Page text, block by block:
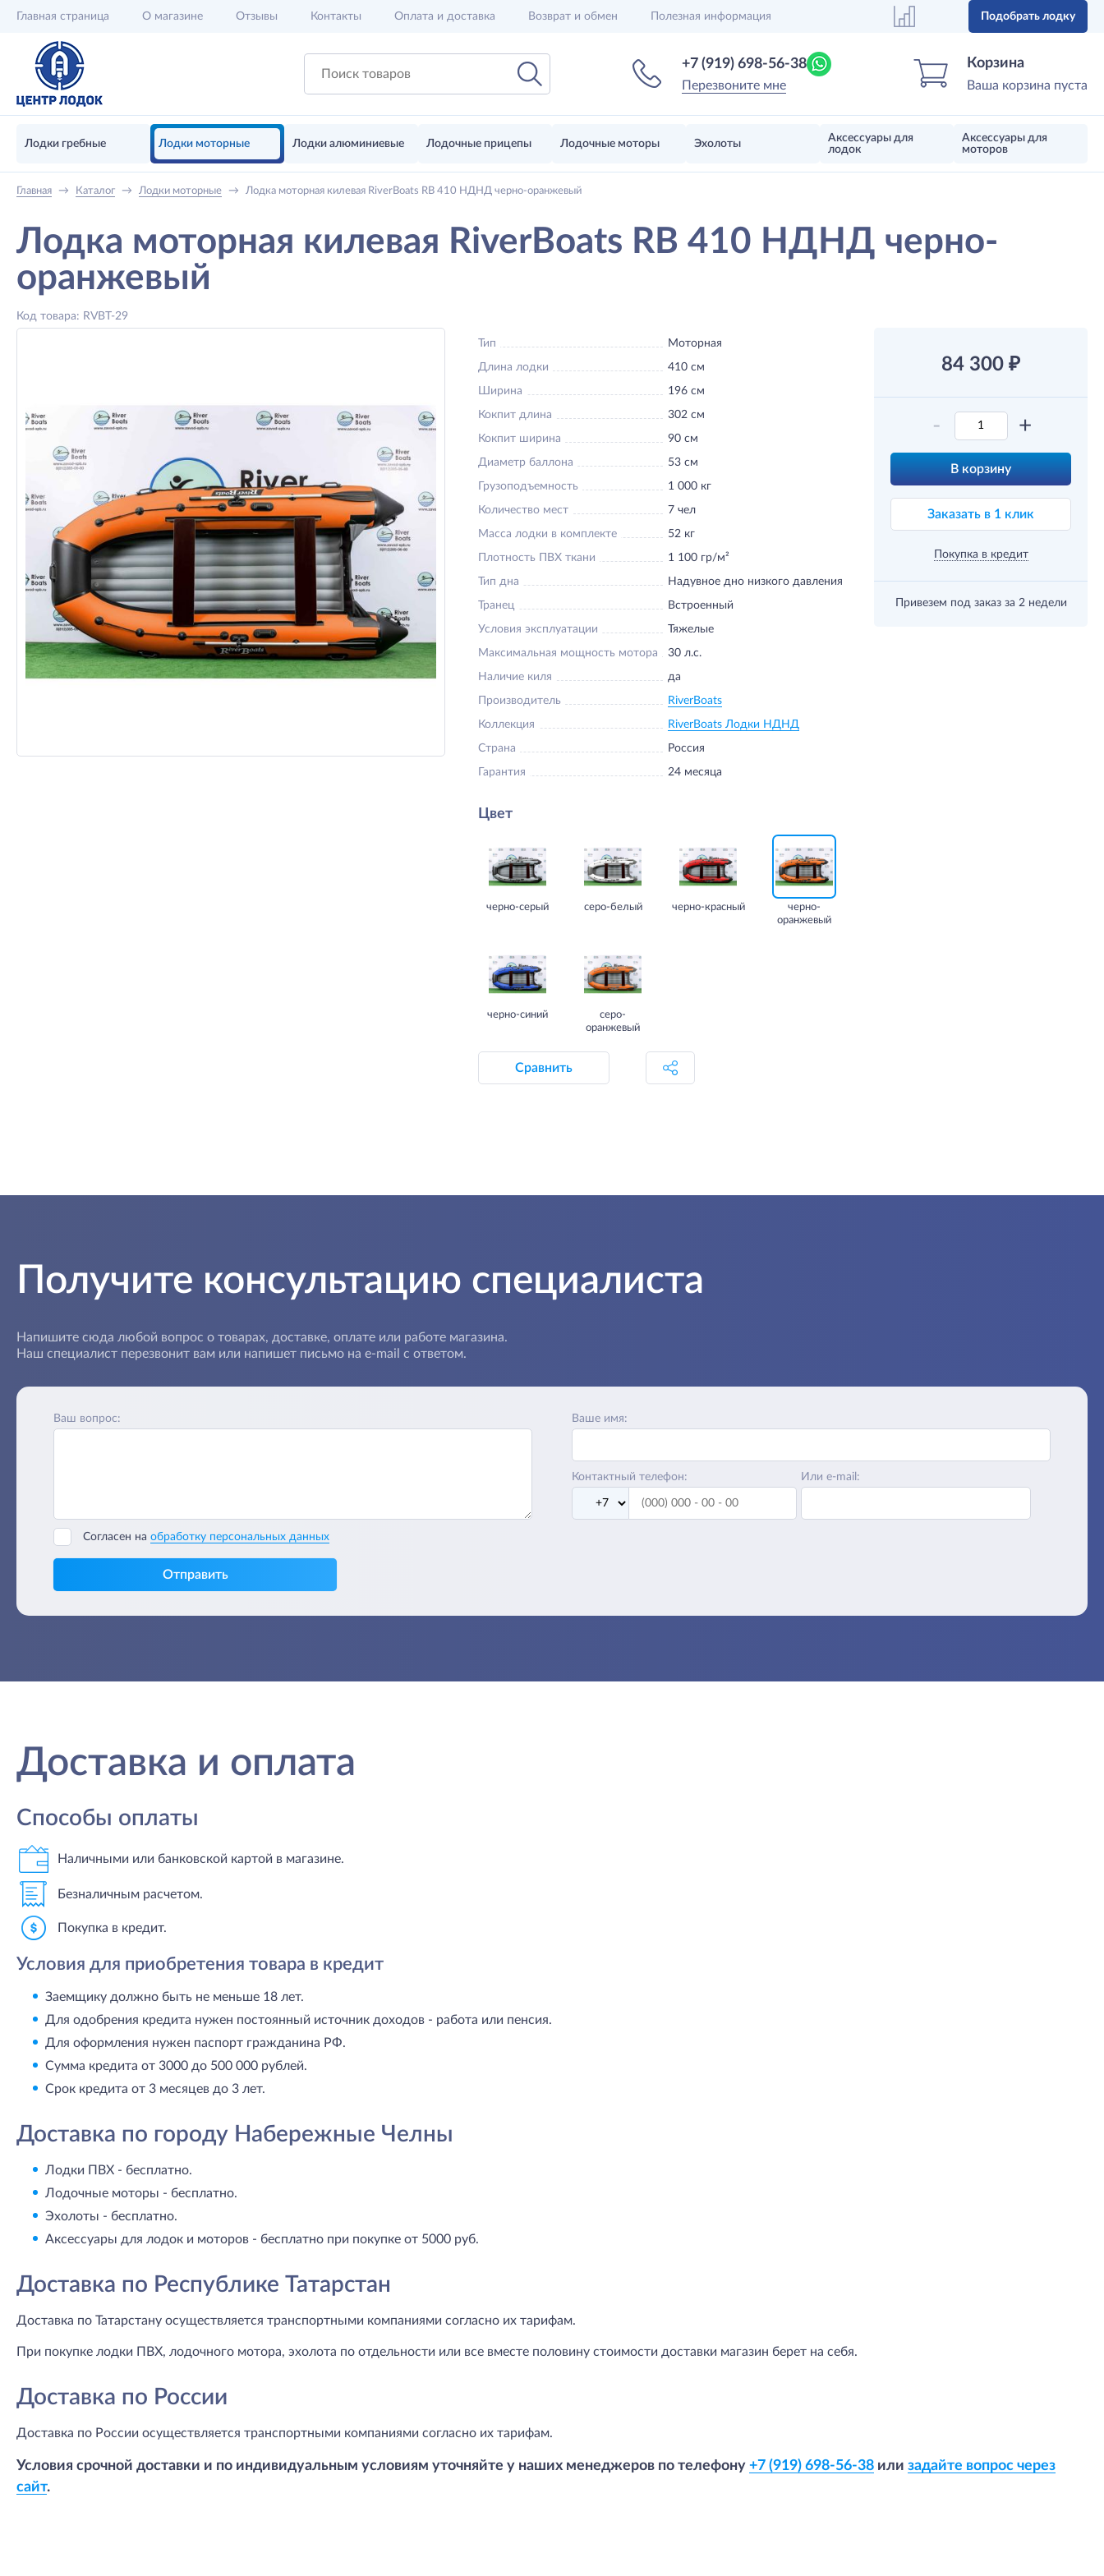
Главная страница О магазине Отзывы Контакты Оплата и доставка Возврат и обмен Полезная информация Подобрать лодку
Корзина
Ваша корзина пуста
+7 (919) 698-56-38
Перезвоните мне
Лодки гребные Лодки моторные Лодки алюминиевые Лодочные прицепы Лодочные моторы Эхолоты
Аксессуары для
лодок
Аксессуары для
моторов
Главная → Каталог → Лодки моторные → Лодка моторная килевая RiverBoats RB 410 НДНД черно-оранжевый
Лодка моторная килевая RiverBoats RB 410 НДНД черно-
оранжевый
Код товара: RVBT-29
84 300 ₽
- +
В корзину
Заказать в 1 клик
Покупка в кредит
Привезем под заказ за 2 недели
Тип Моторная
Длина лодки 410 см
Ширина 196 см
Кокпит длина 302 см
Кокпит ширина 90 см
Диаметр баллона 53 см
Грузоподъемность 1 000 кг
Количество мест 7 чел
Масса лодки в комплекте 52 кг
Плотность ПВХ ткани 1 100 гр/м²
Тип дна Надувное дно низкого давления
Транец Встроенный
Условия эксплуатации Тяжелые
Максимальная мощность мотора 30 л.с.
Наличие киля да
Производитель RiverBoats
Коллекция RiverBoats Лодки НДНД
Страна Россия
Гарантия 24 месяца
Цвет
черно-серый серо-белый черно-красный
черно-
оранжевый
черно-синий
серо-
оранжевый
Сравнить
Получите консультацию специалиста
Напишите сюда любой вопрос о товарах, доставке, оплате или работе магазина.
Наш специалист перезвонит вам или напишет письмо на e-mail с ответом.
Ваш вопрос: Ваше имя:
Контактный телефон: Или e-mail:
Согласен на обработку персональных данных
Отправить
Доставка и оплата
Способы оплаты
Наличными или банковской картой в магазине.
Безналичным расчетом.
Покупка в кредит.
Условия для приобретения товара в кредит
Заемщику должно быть не меньше 18 лет.
Для одобрения кредита нужен постоянный источник доходов - работа или пенсия.
Для оформления нужен паспорт гражданина РФ.
Сумма кредита от 3000 до 500 000 рублей.
Срок кредита от 3 месяцев до 3 лет.
Доставка по городу Набережные Челны
Лодки ПВХ - бесплатно.
Лодочные моторы - бесплатно.
Эхолоты - бесплатно.
Аксессуары для лодок и моторов - бесплатно при покупке от 5000 руб.
Доставка по Республике Татарстан
Доставка по Татарстану осуществляется транспортными компаниями согласно их тарифам.
При покупке лодки ПВХ, лодочного мотора, эхолота по отдельности или все вместе половину стоимости доставки магазин берет на себя.
Доставка по России
Доставка по России осуществляется транспортными компаниями согласно их тарифам.
Условия срочной доставки и по индивидуальным условиям уточняйте у наших менеджеров по телефону +7 (919) 698-56-38 или задайте вопрос через
сайт.